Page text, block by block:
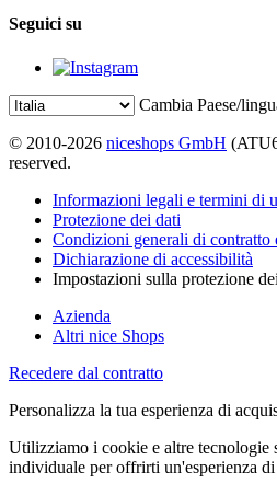
Seguici su
Cambia Paese/
© 2010-2026 niceshops GmbH
reserved.
Informazioni legali e termini di
Protezione dei dati
Condizioni generali di contratto
Dichiarazione di accessibilità
Impostazioni sulla protezione
Azienda
Altri nice Shops
Recedere dal contratto
Personalizza la tua esperienza di
Utilizziamo i cookie e altre tecnologie
individuale per offrirti un'esperienza di